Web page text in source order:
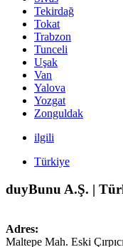
Tekirdağ
Tokat
Trabzon
Tunceli
Uşak
Van
Yalova
Yozgat
Zonguldak
ilgili
Türkiye
duyBunu A.Ş. |
Adres:
Maltepe Mah. Eski